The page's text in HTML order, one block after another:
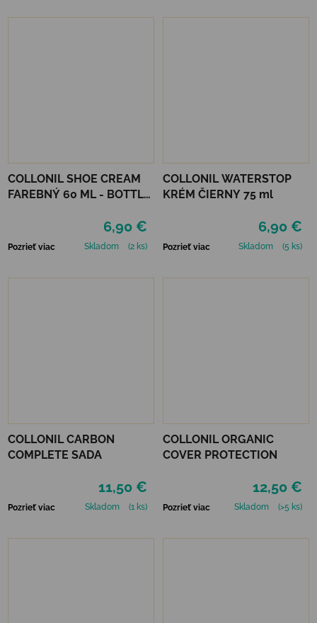
COLLONIL SHOE CREAM
FAREBNÝ 60 ML - BOTTLE
6,90 €
Pozrieť viac Skladom (2 ks)
COLLONIL WATERSTOP
KRÉM ČIERNY 75 ml
6,90 €
Pozrieť viac Skladom (5 ks)
COLLONIL CARBON
COMPLETE SADA
11,50 €
Pozrieť viac Skladom (1 ks)
COLLONIL ORGANIC
COVER PROTECTION
12,50 €
Pozrieť viac Skladom (>5 ks)